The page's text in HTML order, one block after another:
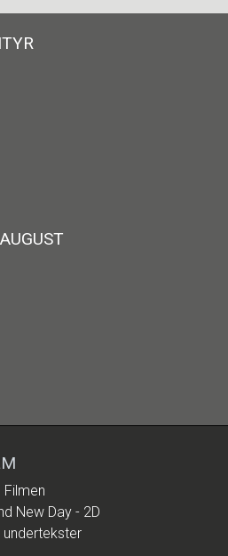
Filmen
New Day - 2D